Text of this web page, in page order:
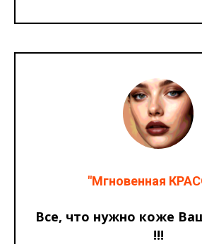
"Мгновенная
Все, что нужно коже
!!!